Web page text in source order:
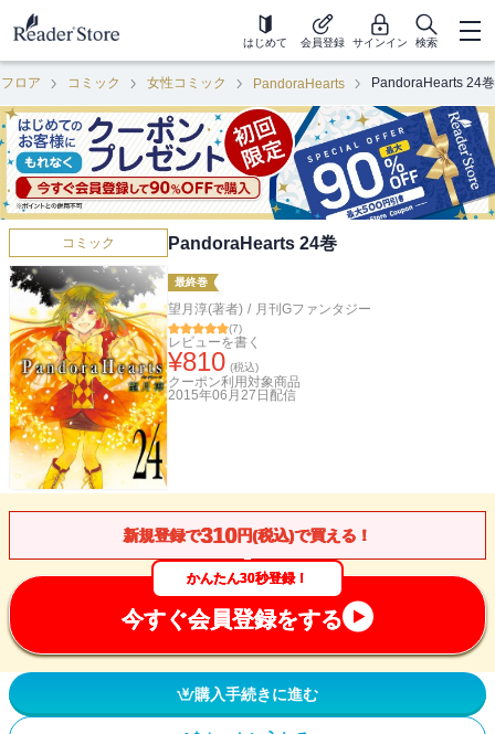
はじめて 会員登録 サインイン 検索
ロア コミック 女性コミック PandoraHearts PandoraHearts 24巻
コミック PandoraHearts 24巻
最終巻
望月淳(著者) / 月刊Gファンタジー
(7)
レビューを書く
¥810 (税込)
クーポン利用対象商品
2015年06月27日 配信
新規登録で310円(税込)で買える！
かんたん30秒登録！
今すぐ会員登録をする
購入手続きに進む